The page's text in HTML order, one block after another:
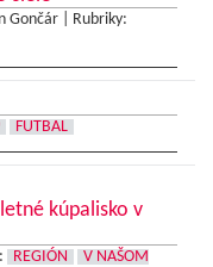
Gončár |
Rubriky:
FUTBAL
kúpalisko v
REGIÓN
V NAŠOM